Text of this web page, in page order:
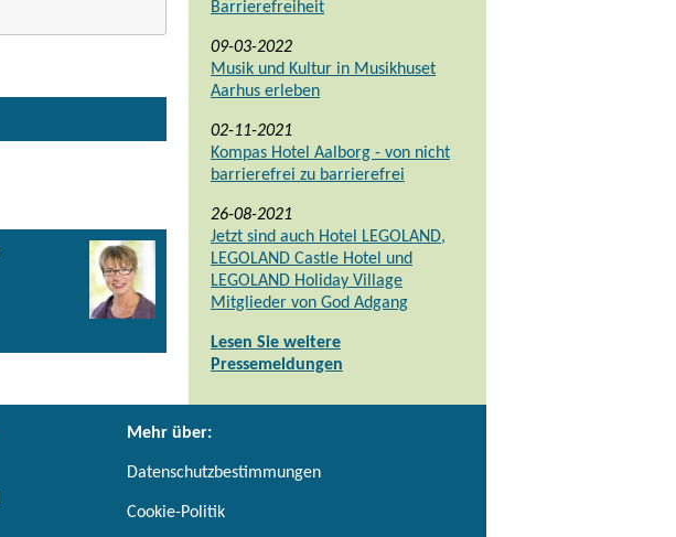
Barrierefreiheit
09-03-2022
Musik und Kultur in Musikhuset
Aarhus erleben
02-11-2021
Kompas Hotel Aalborg - von nicht
barrierefrei zu barrierefrei
26-08-2021
Jetzt sind auch Hotel LEGOLAND,
LEGOLAND Castle Hotel und
LEGOLAND Holiday Village
Mitglieder von God Adgang
Lesen Sie weitere
Pressemeldungen
Mehr über:
Datenschutzbestimmungen
Cookie-Politik